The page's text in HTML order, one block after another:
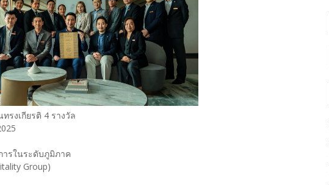
รงเกียรติ 4 รางวัล
ารในระดับภูมิภาค
Group)